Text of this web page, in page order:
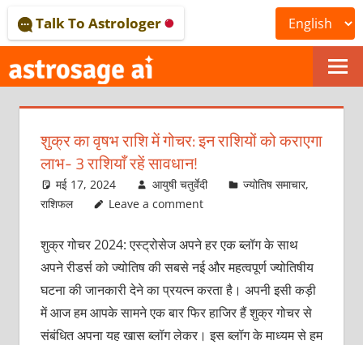
to
content
ONLINE
ASTROLOGICAL
JOURNAL
–
ASTROSAGE
MAGAZINE
Talk To Astrologer
शुक्र का वृषभ राशि में गोचर: इन राशियों को कराएगा
लाभ- 3 राशियाँ रहें सावधान!
मई 17, 2024 आयुषी चतुर्वेदी ज्योतिष समाचार,
राशिफल
Leave a comment
शुक्र गोचर 2024: एस्ट्रोसेज अपने हर एक ब्लॉग के साथ
अपने रीडर्स को ज्योतिष की सबसे नई और महत्वपूर्ण ज्योतिषीय
घटना की जानकारी देने का प्रयत्न करता है। अपनी इसी कड़ी
में आज हम आपके सामने एक बार फिर हाजिर हैं शुक्र गोचर से
संबंधित अपना यह खास ब्लॉग लेकर। इस ब्लॉग के माध्यम से हम